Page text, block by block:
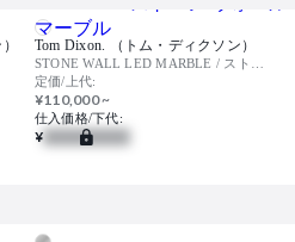
明るさには若干の個体差があります
Tom Dixon. （トム・ディクソン）
定価/上代:
¥110,000 ~
仕入価格/下代:
¥